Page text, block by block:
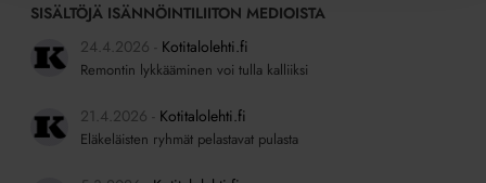
SISÄLTÖJÄ ISÄNNÖINTILIITON MEDIOISTA
24.4.2026
Kotitalolehti.fi
Remontin lykkääminen voi tulla kalliiksi
21.4.2026 Kotitalolehti.fi
Eläkeläisten ryhmät pelastavat pulasta